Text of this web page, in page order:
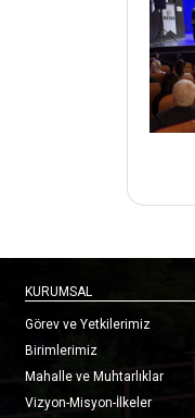
KURUMSAL
Görev ve Yetkilerimiz
Birimlerimiz
Mahalle ve Muhtarlıklar
Vizyon-Misyon-İlkeler